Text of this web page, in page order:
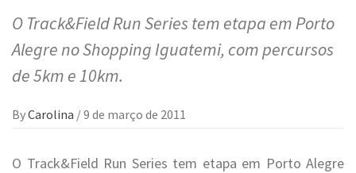
O Track&Field Run Series tem etapa em Porto
Alegre no Shopping Iguatemi, com percursos
de 5km e 10km.
ByCarolina /9 de março de 2011
O Track&Field Run Series tem etapa em Porto Alegre